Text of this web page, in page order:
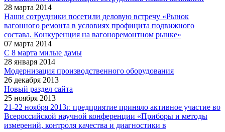
28 марта 2014
Наши сотрудники посетили деловую встречу «Рынок
вагонного ремонта в условиях профицита подвижного
состава. Конкуренция на вагоноремонтном рынке»
07 марта 2014
С 8 марта милые дамы
28 января 2014
Модернизация производственного оборудования
26 декабря 2013
Новый раздел сайта
25 ноября 2013
21-22 ноября 2013г. предприятие приняло активное участие во
Всероссийской научной конференции «Приборы и методы
измерений, контроля качества и диагностики в